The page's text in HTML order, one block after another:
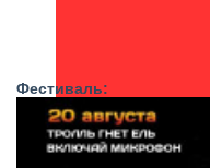
Фестиваль: